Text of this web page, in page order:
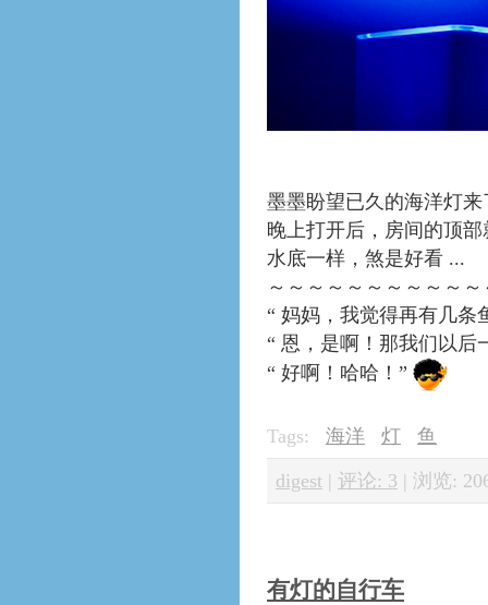
墨墨盼望已久的海洋灯来
晚上打开后，房间的顶
水底一样，煞是好看 ...
～～～～～～～～～～
“ 妈妈，我觉得再有几条
“ 恩，是啊！那我们以后
“ 好啊！哈哈！”
Tags: 海洋 灯 鱼
digest | 评论: 3 | 浏览:
有灯的自行车